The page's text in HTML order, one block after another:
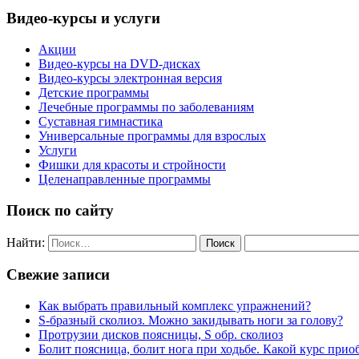
Видео-курсы и услуги
Акции
Видео-курсы на DVD-дисках
Видео-курсы электронная версия
Детские программы
Лечебные программы по заболеваниям
Суставная гимнастика
Универсальные программы для взрослых
Услуги
Фишки для красоты и стройности
Целенаправленные программы
Поиск по сайту
Найти:
Свежие записи
Как выбрать правильный комплекс упражнений?
S-бразный сколиоз. Можно закидывать ноги за голову?
Протрузии дисков поясницы, S обр. сколиоз
Болит поясница, болит нога при ходьбе. Какой курс